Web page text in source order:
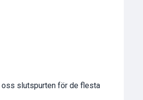
oss slutspurten för de flesta